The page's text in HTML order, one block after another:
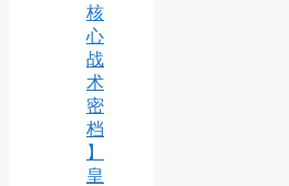
核
心
战
术
密
档
】
皇